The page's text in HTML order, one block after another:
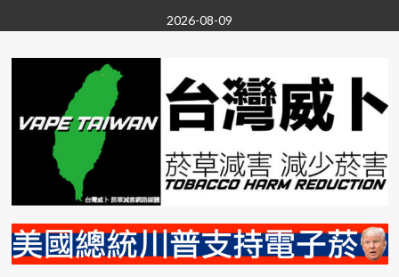
to
content
2026-08-09